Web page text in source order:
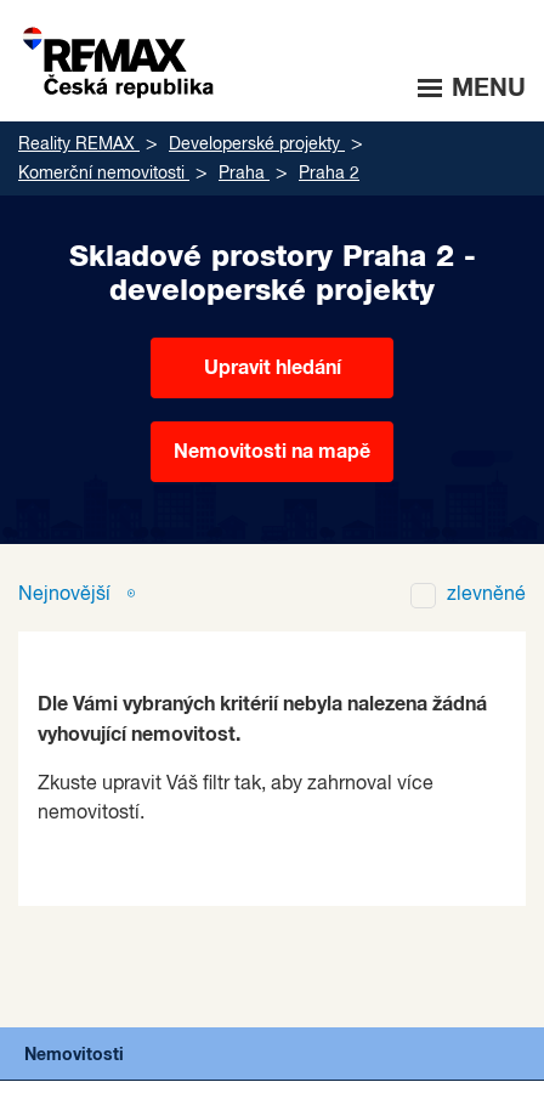
MENU
Reality REMAX
Developerské projekty
Komerční nemovitosti
Praha Praha 2
Skladové prostory Praha 2 -
developerské projekty
Upravit hledání
Nemovitosti na mapě
Nejnovější zlevněné
Dle Vámi vybraných kritérií nebyla nalezena žádná
vyhovující nemovitost.
Zkuste upravit Váš filtr tak, aby zahrnoval více
nemovitostí.
Nemovitosti